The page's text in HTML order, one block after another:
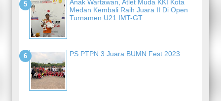
Anak Wartawan, Atlet Muda KKI Kota
Medan Kembali Raih Juara II Di Open
Turnamen U21 IMT-GT
PS PTPN 3 Juara BUMN Fest 2023